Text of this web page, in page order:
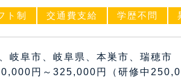
ト制 交通費支給 学歴不問
岐阜市、岐阜県、本巣市、瑞穂市
円～325,000円（研修中